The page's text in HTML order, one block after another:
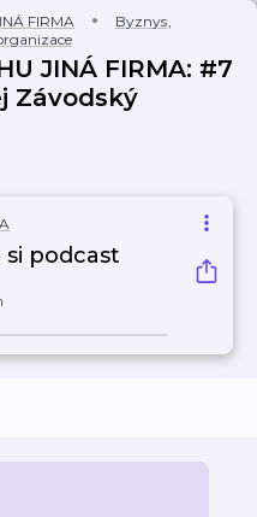
FIRMA Byznys,
JINÁ FIRMA: #7
Závodský
podcast